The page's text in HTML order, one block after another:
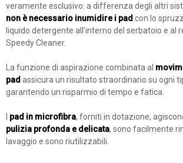
veramente esclusivo: a differenza degli altri
non è necessario inumidire i pad con lo
liquido detergente all’interno del serbatoio e al
Speedy Cleaner.
La funzione di aspirazione combinata al
pad assicura un risultato straordinario su ogni
garantendo un risparmio di tempo e fatica.
pad in microfibra, forniti in dotazione,
pulizia profonda e delicata, sono facilmente
lavaggio e sono riutilizzabili.